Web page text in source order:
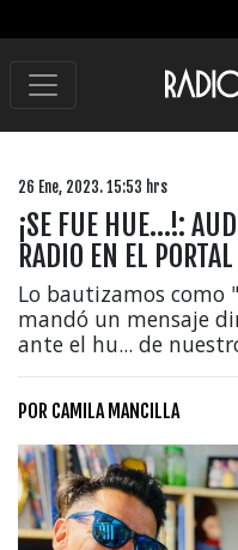
26 Ene, 2023. 15:53 hrs
¡SE FUE HUE…!:
RADIO EN EL
Lo bautizamos como
mandó un mensaje
ante el hu... de
POR CAMILA MANCILLA